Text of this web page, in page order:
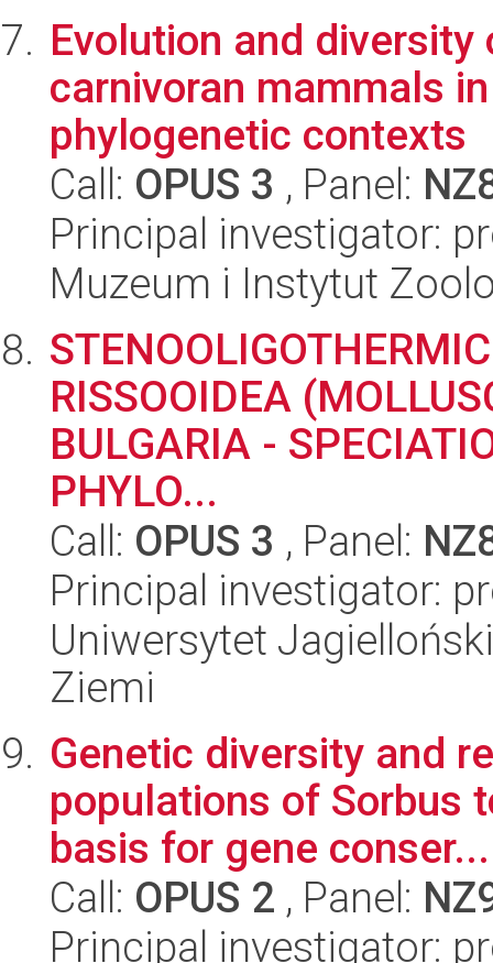
Evolution and
carnivoran mammals
phylogenetic contexts
Call: OPUS 3 , Panel:
Principal investigator:
Muzeum i Instytut
RISSOOIDEA
BULGARIA -
PHYLO...
Call: OPUS 3 , Panel:
Principal investigator:
Uniwersytet
Ziemi
Genetic diversity and
populations of Sorbus
basis for gene conser...
Call: OPUS 2 , Panel:
Principal investigator: